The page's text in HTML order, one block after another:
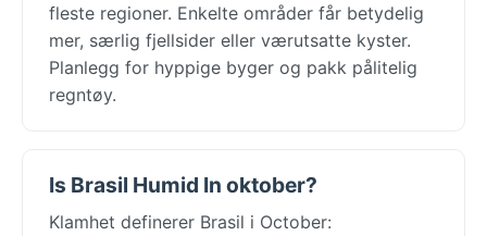
fleste regioner. Enkelte områder får betydelig
mer, særlig fjellsider eller værutsatte kyster.
Planlegg for hyppige byger og pakk pålitelig
regntøy.
Is Brasil Humid In oktober?
Klamhet definerer Brasil i October: